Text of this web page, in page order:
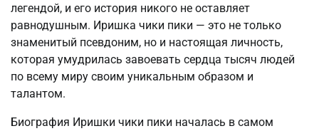
легендой, и его история никого не оставляет
равнодушным. Иришка чики пики — это не только
знаменитый псевдоним, но и настоящая личность,
которая умудрилась завоевать сердца тысяч людей
по всему миру своим уникальным образом и
талантом.
Биография Иришки чики пики началась в самом